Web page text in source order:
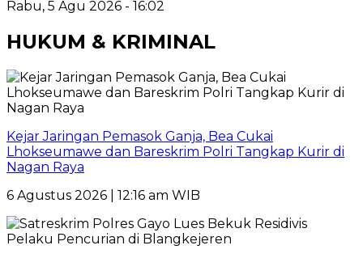
Rabu, 5 Agu 2026 - 16:02
HUKUM & KRIMINAL
Kejar Jaringan Pemasok Ganja, Bea Cukai
Lhokseumawe dan Bareskrim Polri Tangkap Kurir di
Nagan Raya
6 Agustus 2026 | 12:16 am WIB